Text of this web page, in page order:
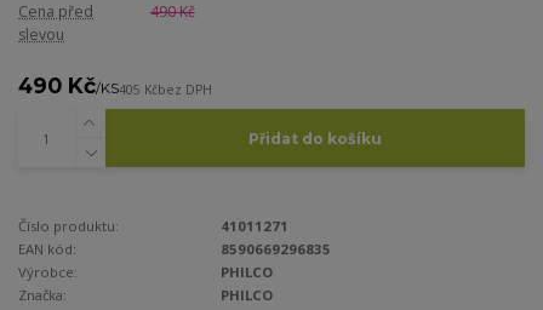
Cena před
slevou
490 Kč
490 Kč/KS405 Kčbez DPH
Přidat do košíku
Číslo produktu:
41011271
EAN kód:
8590669296835
Výrobce:
PHILCO
Značka:
PHILCO